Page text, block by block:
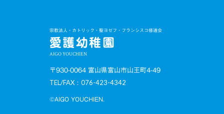
宗教法人・カトリック・聖ヨゼフ・フランシスコ修道会
愛護幼稚園
AIGO YOUCHIEN
〒930-0064 富山県富山市山王町4-49
TEL/FAX：076-423-4342
©AIGO YOUCHIEN.